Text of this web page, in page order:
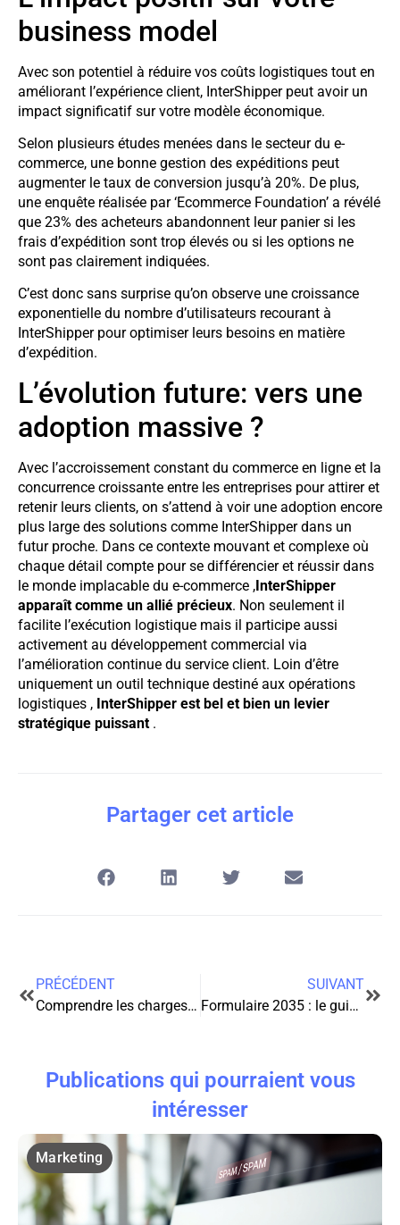
business model
Avec son potentiel à réduire vos coûts logistiques tout en
améliorant l’expérience client, InterShipper peut avoir un
impact significatif sur votre modèle économique.
Selon plusieurs études menées dans le secteur du e-
commerce, une bonne gestion des expéditions peut
augmenter le taux de conversion jusqu’à 20%. De plus,
une enquête réalisée par ‘Ecommerce Foundation’ a révélé
que 23% des acheteurs abandonnent leur panier si les
frais d’expédition sont trop élevés ou si les options ne
sont pas clairement indiquées.
C’est donc sans surprise qu’on observe une croissance
exponentielle du nombre d’utilisateurs recourant à
InterShipper pour optimiser leurs besoins en matière
d’expédition.
L’évolution future: vers une
adoption massive ?
Avec l’accroissement constant du commerce en ligne et la
concurrence croissante entre les entreprises pour attirer et
retenir leurs clients, on s’attend à voir une adoption encore
plus large des solutions comme InterShipper dans un
futur proche. Dans ce contexte mouvant et complexe où
chaque détail compte pour se différencier et réussir dans
le monde implacable du e-commerce ,InterShipper
apparaît comme un allié précieux. Non seulement il
facilite l’exécution logistique mais il participe aussi
activement au développement commercial via
l’amélioration continue du service client. Loin d’être
uniquement un outil technique destiné aux opérations
logistiques , InterShipper est bel et bien un levier
stratégique puissant .
Partager cet article
PRÉCÉDENT
Comprendre les charges de l’EURL : un guide complet pour les entrepreneurs
SUIVANT
Formulaire 2035 : le guide complet pour les professions libérales
Publications qui pourraient vous
intéresser
Marketing